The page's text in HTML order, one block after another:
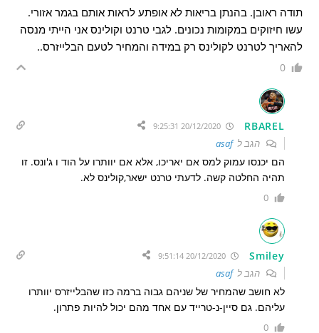
תודה ראובן. בהנתן בריאות לא אופתע לראות אותם בגמר אזורי.
עשו חיזוקים במקומות נכונים. לגבי טרנט וקולינס אני הייתי מנסה
להאריך לטרנט לקולינס רק במידה והמחיר לטעם הבלייזרס..
0
RBAREL
הגב לasaf
הם יכנסו עמוק למס אם יאריכו, אלא אם יוותרו על הוד ו ג'ונס. זו
תהיה החלטה קשה. לדעתי טרנט ישאר,קולינס לא.
0
Smiley
הגב לasaf
לא חושב שהמחיר של שניהם גבוה ברמה כזו שהבלייזרס יוותרו
עליהם. גם סיין-נ-טרייד עם אחד מהם יכול להיות פתרון.
0